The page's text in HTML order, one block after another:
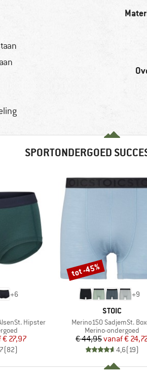
SPORTONDERGOED
+6
Hipster
prijs
€ 27,97
(82)
+9
MERK
STOIC
Artikel
Merino150 SadjemSt.
Productgroep
Merino-ondergoed
Prijs
€ 44,95 Verlaagde
vanaf€
4,6(19)
Korting
tot -45%